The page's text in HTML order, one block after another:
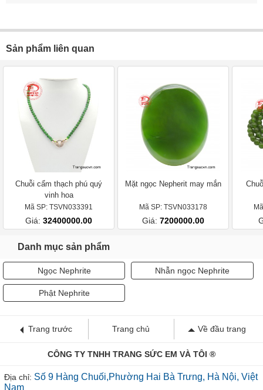
Sản phẩm liên quan
Chuỗi cẩm thạch phú quý
vinh hoa
Mã SP: TSVN033391
Giá: 32400000.00
Mặt ngọc Nepherit may mắn
Mã SP: TSVN033178
Giá: 7200000.00
Danh mục sản phẩm
Ngọc Nephrite Nhẫn ngọc Nephrite
Phật Nephrite
Trang trước Trang chủ Về đầu trang
CÔNG TY TNHH TRANG SỨC EM VÀ TÔI ®
Địa chỉ: Số 9 Hàng Chuối,Phường Hai Bà Trưng, Hà Nội, Việt
Nam